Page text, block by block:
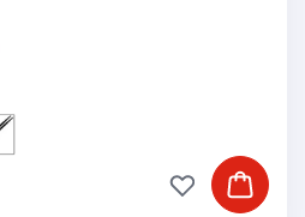
Ajouter
Ajouter à ma